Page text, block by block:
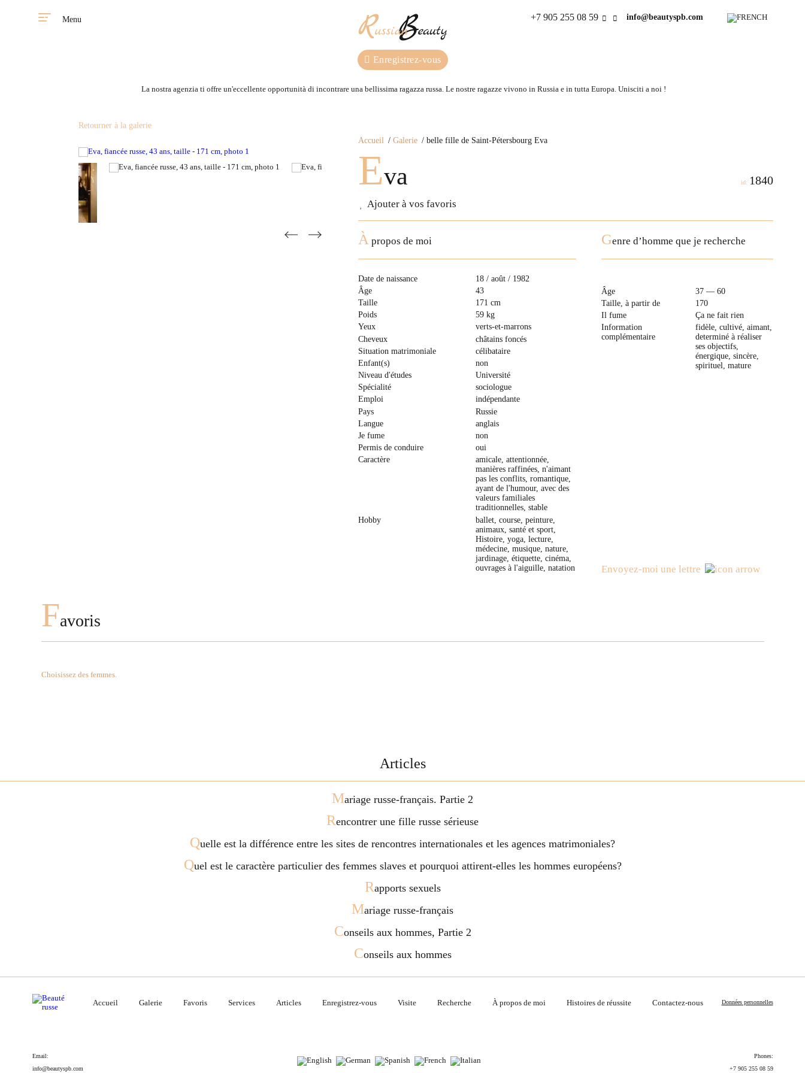
Menu +7 905 255 08 59 info@beautyspb.com
Enregistrez-vous
La nostra agenzia ti offre un'eccellente opportunità di incontrare una bellissima ragazza russa. Le nostre ragazze vivono in Russia e in tutta Europa. Unisciti a noi !
Accueil Galerie belle fille de Saint-Pétersbourg Eva
Eva
Ajouter à vos favoris
id: 1840
Retourner à la galerie
Àpropos de moi
Date de naissance
18 / août / 1982
Âge
43
Taille
171 cm
Poids
59 kg
Yeux
verts-et-marrons
Cheveux
сhâtains foncés
Situation matrimoniale
célibataire
Enfant(s)
non
Niveau d'études
Université
Spécialité
sociologue
Emploi
indépendante
Pays
Russie
Langue
anglais
Je fume
non
Permis de conduire
oui
Caractère
amicale, attentionnée,
manières raffinées, n'aimant
pas les conflits, romantique,
ayant de l'humour, avec des
valeurs familiales
traditionnelles, stable
Hobby
ballet, course, peinture,
animaux, santé et sport,
Histoire, yoga, lecture,
médecine, musique, nature,
jardinage, étiquette, cinéma,
ouvrages à l'aiguille, natation
Genre d’homme que je recherche
Âge
37 — 60
Taille, à partir de
170
Il fume
Ça ne fait rien
Information
complémentaire
fidèle, cultivé, aimant,
determiné à réaliser
ses objectifs,
énergique, sincère,
spirituel, mature
Envoyez-moi une lettre
Favoris
Choisissez des femmes.
Articles
Mariage russe-français. Partie 2
Rencontrer une fille russe sérieuse
Quelle est la différence entre les sites de rencontres internationales et les agences matrimoniales?
Quel est le caractère particulier des femmes slaves et pourquoi attirent-elles les hommes européens?
Rapports sexuels
Mariage russe-français
Conseils aux hommes, Partie 2
Conseils aux hommes
Accueil Galerie Favoris Services Articles Enregistrez-vous Visite Recherche À propos de moi Histoires de réussite Contactez-nous Données personnelles
Email:
info@beautyspb.com
Phones:
+7 905 255 08 59